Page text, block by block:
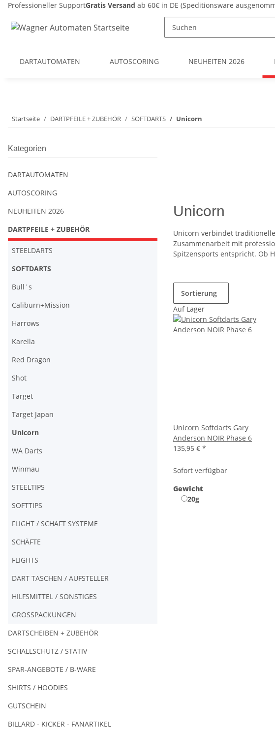
Professioneller SupportGratis Versand ab 60€ in DE (Speditionsware
DARTAUTOMATEN AUTOSCORING NEUHEITEN 2026
Startseite DARTPFEILE + ZUBEHÖR SOFTDARTS Unicorn
Unicorn
Unicorn verbindet
Zusammenarbeit mit
Spitzensports entspricht. Ob
Sortierung
Auf Lager
Unicorn Softdarts Gary
Anderson NOIR Phase 6
135,95 € *
Sofort verfügbar
Gewicht
20g
Kategorien
DARTAUTOMATEN
AUTOSCORING
NEUHEITEN 2026
DARTPFEILE + ZUBEHÖR
STEELDARTS
SOFTDARTS
Bull´s
Caliburn+Mission
Harrows
Karella
Red Dragon
Shot
Target
Target Japan
Unicorn
WA Darts
Winmau
STEELTIPS
SOFTTIPS
FLIGHT / SCHAFT SYSTEME
SCHÄFTE
FLIGHTS
DART TASCHEN / AUFSTELLER
HILFSMITTEL / SONSTIGES
GROSSPACKUNGEN
DARTSCHEIBEN + ZUBEHÖR
SCHALLSCHUTZ / STATIV
SPAR-ANGEBOTE / B-WARE
SHIRTS / HOODIES
GUTSCHEIN
BILLARD - KICKER - FANARTIKEL